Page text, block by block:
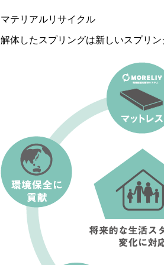
マテリアルリサイクル
解体したスプリングは新しいスプリ